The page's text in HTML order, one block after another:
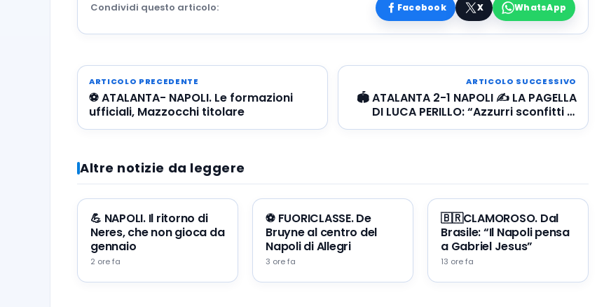
Condividi questo articolo: Facebook X WhatsApp
ARTICOLO PRECEDENTE
⚽️ ATALANTA- NAPOLI. Le formazioni
ufficiali, Mazzocchi titolare
ARTICOLO SUCCESSIVO
🏟️ ATALANTA 2-1 NAPOLI ✍️ LA PAGELLA
DI LUCA PERILLO: “Azzurri sconfitti in
rimonta dall’Atalanta, penalizzati da un
Altre notizie da leggere
💪 NAPOLI. Il ritorno di
Neres, che non gioca da
gennaio
2 ore fa
⚽️ FUORICLASSE. De
Bruyne al centro del
Napoli di Allegri
3 ore fa
🇧🇷CLAMOROSO. Dal
Brasile: “Il Napoli pensa
a Gabriel Jesus”
13 ore fa